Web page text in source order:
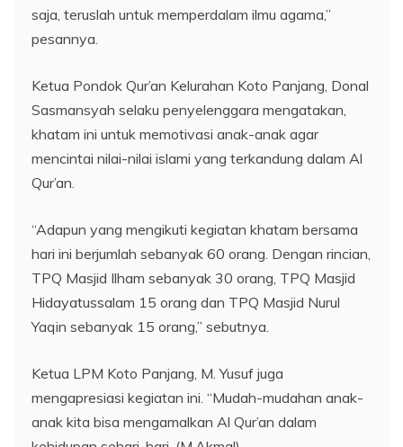
saja, teruslah untuk memperdalam ilmu agama,”
pesannya.
Ketua Pondok Qur’an Kelurahan Koto Panjang, Donal
Sasmansyah selaku penyelenggara mengatakan,
khatam ini untuk memotivasi anak-anak agar
mencintai nilai-nilai islami yang terkandung dalam Al
Qur’an.
“Adapun yang mengikuti kegiatan khatam bersama
hari ini berjumlah sebanyak 60 orang. Dengan rincian,
TPQ Masjid Ilham sebanyak 30 orang, TPQ Masjid
Hidayatussalam 15 orang dan TPQ Masjid Nurul
Yaqin sebanyak 15 orang,” sebutnya.
Ketua LPM Koto Panjang, M. Yusuf juga
mengapresiasi kegiatan ini. “Mudah-mudahan anak-
anak kita bisa mengamalkan Al Qur’an dalam